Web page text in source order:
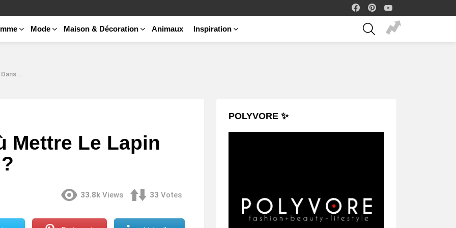
facebook
Mode Maison & Décoration Animaux Inspiration
SEARCH
?
Mettre Le Lapin
33.8k Views 33 Votes
POLYVORE ✨